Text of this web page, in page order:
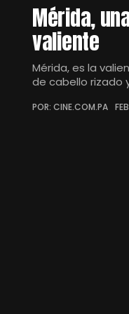
Mérida,
valiente
Mérida, es la
de cabello rizado
POR: CINE.COM.PA